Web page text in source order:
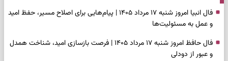
فال انبیا امروز شنبه ۱۷ مرداد ۱۴۰۵ | پیام‌هایی برای اصلاح مسیر، حفظ امید
و عمل به مسئولیت‌ها
فال حافظ امروز شنبه ۱۷ مرداد ۱۴۰۵ | فرصت بازسازی امید، شناخت همدل
و عبور از دودلی